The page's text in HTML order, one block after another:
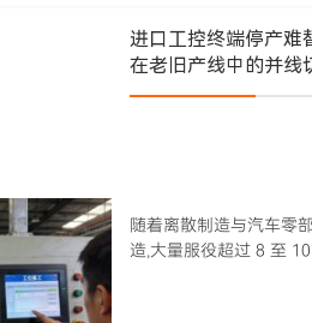
进口工控终端停产难
在老旧产线中的并线
随着离散制造与汽车零
造,大量服役超过 8 至